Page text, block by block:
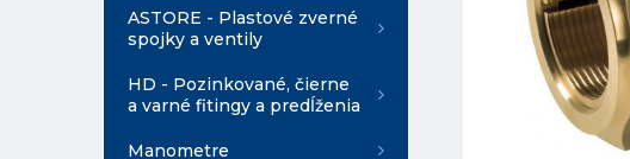
ASTORE - Plastové zverné
spojky a ventily
HD - Pozinkované, čierne
a varné fitingy a predĺženia
Manometre